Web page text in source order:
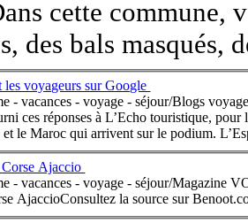
cette commune,
des bals masqués,
les voyageurs sur Google
- vacances - voyage - séjour/Blogs
ces réponses à L’Echo touristique,
et le Maroc qui arrivent sur le podium.
Corse Ajaccio
- vacances - voyage - séjour/Magazine
AjaccioConsultez la source sur